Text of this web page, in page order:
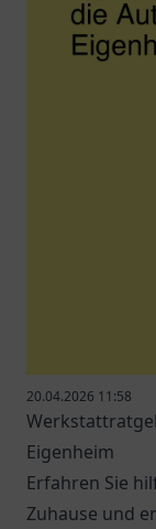
20.04.2026 11:58
Eigenheim
Erfahren Sie
Zuhause und